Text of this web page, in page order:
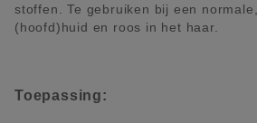
stoffen. Te gebruiken bij een
(hoofd)huid en roos in het haar.
Toepassing: